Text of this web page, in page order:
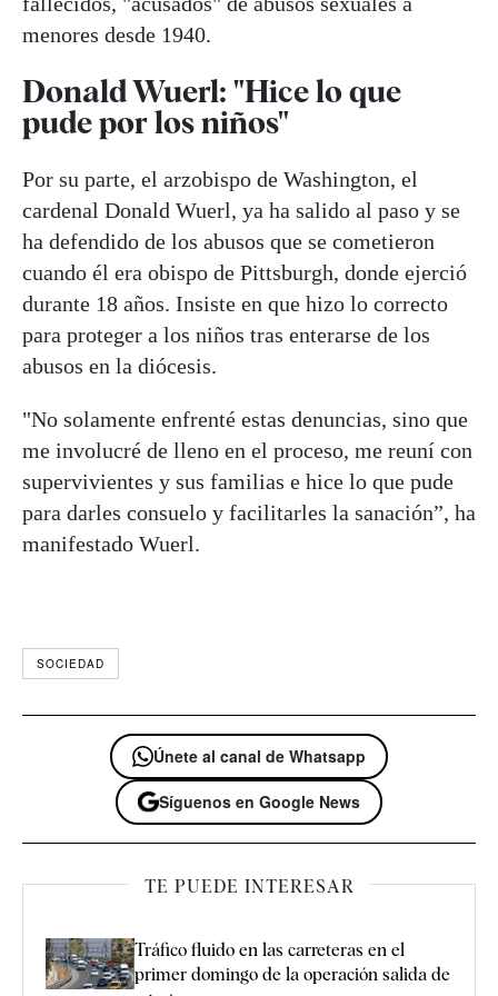
menores desde 1940.
Donald Wuerl: "Hice lo que
pude por los niños"
Por su parte, el arzobispo de Washington, el
cardenal Donald Wuerl, ya ha salido al paso y se
ha defendido de los abusos que se cometieron
cuando él era obispo de Pittsburgh, donde ejerció
durante 18 años. Insiste en que hizo lo correcto
para proteger a los niños tras enterarse de los
abusos en la diócesis.
"No solamente enfrenté estas denuncias, sino que
me involucré de lleno en el proceso, me reuní con
supervivientes y sus familias e hice lo que pude
para darles consuelo y facilitarles la sanación”, ha
manifestado Wuerl.
SOCIEDAD
Únete al canal de Whatsapp
Síguenos en Google News
TE PUEDE INTERESAR
Tráfico fluido en las carreteras en el
primer domingo de la operación salida de